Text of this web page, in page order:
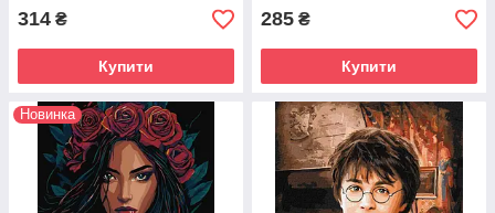
314 ₴
Купити
285 ₴
Купити
Новинка